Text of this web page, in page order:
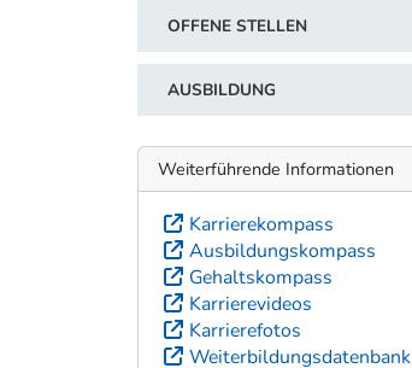
OFFENE STELLEN
AUSBILDUNG
Weiterführende Informationen
Karrierekompass
Ausbildungskompass
Gehaltskompass
Karrierevideos
Karrierefotos
Weiterbildungsdatenbank